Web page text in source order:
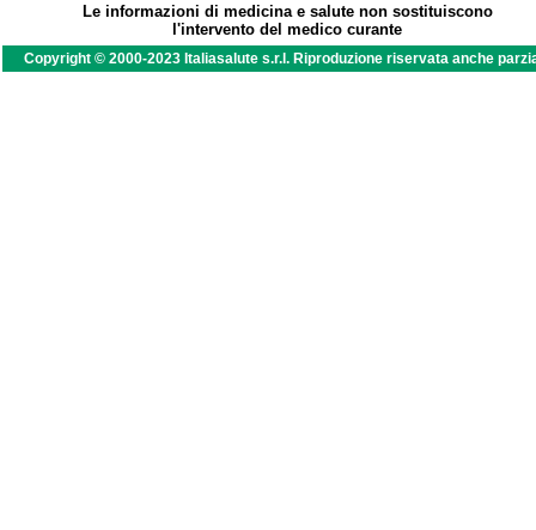
Le informazioni di medicina e salute non sostituiscono
l'intervento del medico curante
Copyright © 2000-2023 Italiasalute s.r.l. Riproduzione riservata anche